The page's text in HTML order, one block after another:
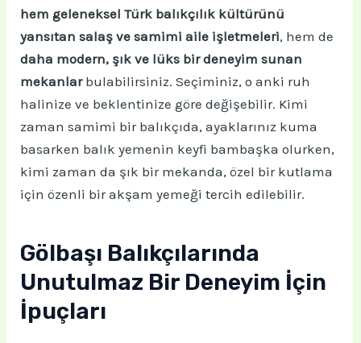
hem geleneksel Türk balıkçılık kültürünü
yansıtan salaş ve samimi aile işletmeleri, hem de
daha modern, şık ve lüks bir deneyim sunan
mekanlarbulabilirsiniz. Seçiminiz, o anki ruh
halinize ve beklentinize göre değişebilir. Kimi
zaman samimi bir balıkçıda, ayaklarınız kuma
basarken balık yemenin keyfi bambaşka olurken,
kimi zaman da şık bir mekanda, özel bir kutlama
için özenli bir akşam yemeği tercih edilebilir.
Gölbaşı Balıkçılarında
Unutulmaz Bir Deneyim İçin
İpuçları